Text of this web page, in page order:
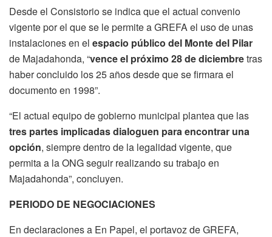
Desde el Consistorio se indica que el actual convenio
vigente por el que se le permite a GREFA el uso de unas
instalaciones en el espacio público del Monte del Pilar
de Majadahonda, “vence el próximo 28 de diciembretras
haber concluido los 25 años desde que se firmara el
documento en 1998”.
“El actual equipo de gobierno municipal plantea que las
tres partes implicadas dialoguen para encontrar una
opción, siempre dentro de la legalidad vigente, que
permita a la ONG seguir realizando su trabajo en
Majadahonda”, concluyen.
PERIODO DE NEGOCIACIONES
En declaraciones a En Papel, el portavoz de GREFA,